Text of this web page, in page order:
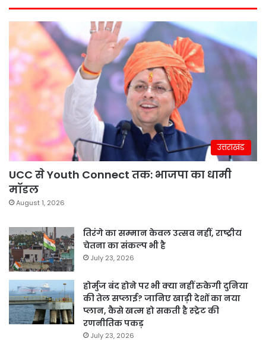
उत्तराखंड
UCC से Youth Connect तक: भाजपा का धामी
मॉडल
August 1, 2026
तिरंगे का सम्मान केवल उत्सव नहीं, राष्ट्रीय
चेतना का संकल्प भी है
July 23, 2026
होर्मुज बंद होने पर भी क्या नहीं रुकेगी दुनिया
की तेल सप्लाई? जानिए खाड़ी देशों का नया
प्लान, कैसे खत्म हो सकती है स्ट्रेट की
रणनीतिक पकड़
July 23, 2026